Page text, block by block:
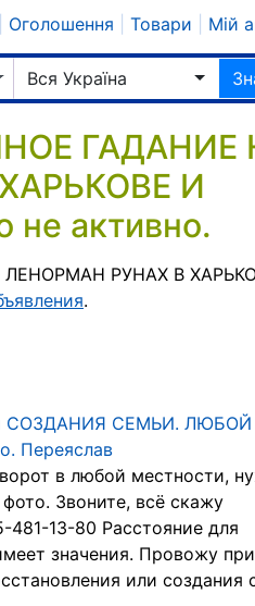
Оголошення Товари Мій
Вся Україна
ГАДАНИЕ
И
активно.
ЛЕНОРМАН РУНАХ В
.
СОЗДАНИЯ СЕМЬИ. ЛЮБОЙ
Переяслав
в любой местности,
Звоните, всё скажу
481-13-80 Расстояние для
значения. Провожу
или создания